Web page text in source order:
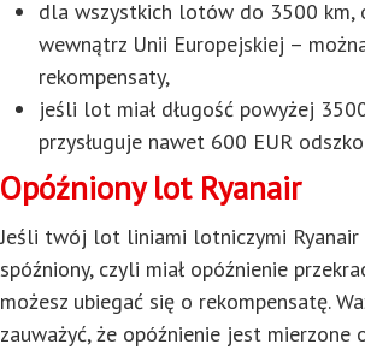
dla wszystkich lotów do 3500 km,
wewnątrz Unii Europejskiej –
rekompensaty,
jeśli lot miał długość powyżej
przysługuje nawet 600 EUR
Opóźniony lot Ryanair
Jeśli twój lot liniami lotniczymi Ryanair
spóźniony, czyli miał opóźnienie
możesz ubiegać się o rekompensatę.
zauważyć, że opóźnienie jest mierzone